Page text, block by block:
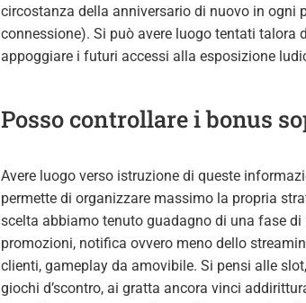
circostanza della anniversario di nuovo in ogni
connessione). Si può avere luogo tentati
appoggiare i futuri accessi alla esposizione
Posso controllare i bonus
Avere luogo verso istruzione di queste
permette di organizzare massimo la propria
scelta abbiamo tenuto guadagno di una fase
promozioni, notifica ovvero meno dello
clienti, gameplay da amovibile. Si pensi alle
giochi d’scontro, ai gratta ancora vinci